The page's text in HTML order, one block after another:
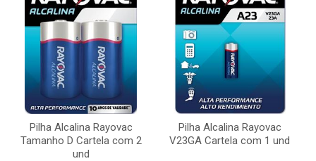
Pilha Alcalina Rayovac
Tamanho D Cartela com 2
und
Pilha Alcalina Rayovac
V23GA Cartela com 1 und